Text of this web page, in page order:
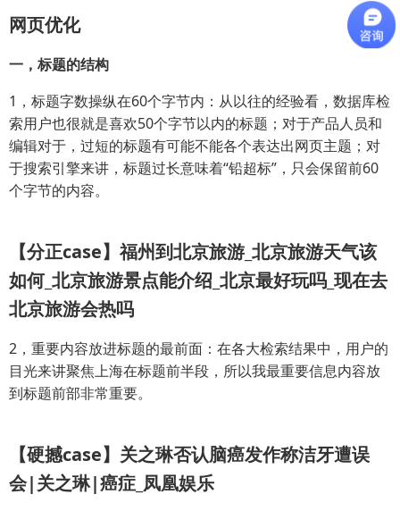
网页优化
一，标题的结构
1，标题字数操纵在60个字节内：从以往的经验看，数据库检
索用户也很就是喜欢50个字节以内的标题；对于产品人员和
编辑对于，过短的标题有可能不能各个表达出网页主题；对
于搜索引擎来讲，标题过长意味着“铅超标”，只会保留前60
个字节的内容。
【分正case】福州到北京旅游_北京旅游天气该
如何_北京旅游景点能介绍_北京最好玩吗_现在去
北京旅游会热吗
2，重要内容放进标题的最前面：在各大检索结果中，用户的
目光来讲聚焦上海在标题前半段，所以我最重要信息内容放
到标题前部非常重要。
【硬撼case】关之琳否认脑癌发作称洁牙遭误
会|关之琳|癌症_凤凰娱乐